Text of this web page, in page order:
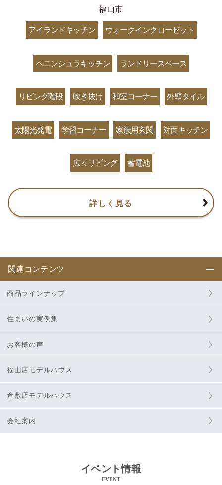
福山市
アイランドキッチン ウォークインクローゼット
ペニンシュラキッチン ランドリースペース
リビング階段 吹き抜け 和室コーナー 外壁タイル
太陽光発電 学習コーナー 家族用玄関 対面キッチン
広々リビング 蓄電池
詳しく見る
関連コンテンツ
商品ラインナップ
住まいの実例集
お客様の声
福山店モデルハウス
倉敷店モデルハウス
会社案内
イベント情報
EVENT